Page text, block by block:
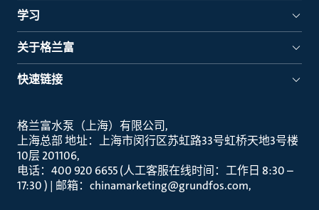
学习
关于格兰富
快速链接
格兰富水泵（上海）有限公司
上海总部 地址：上海市闵行区苏虹路33号虹桥天地3号楼
10层 201106
电话：400 920 6655 (人工客服在线时间：工作日 8:30 –
17:30 ) | 邮箱：chinamarketing@grundfos.com